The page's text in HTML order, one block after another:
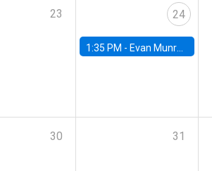
23 24
1:35 PM - Evan Munro, Neyman Visiting Assistant Professor in the Department of Statistics at UC Berkeley
30 31